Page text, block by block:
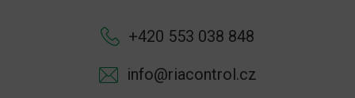
+420 553 038 848
info@riacontrol.cz